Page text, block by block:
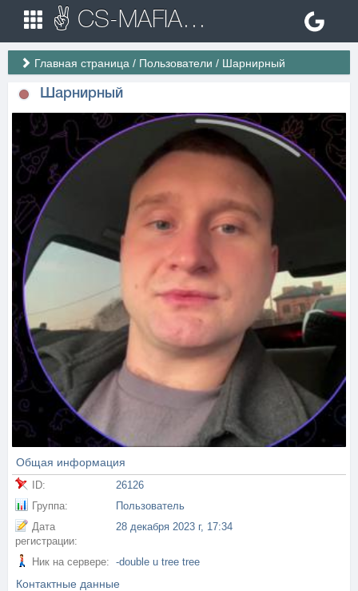
✌ CS-MAFIA.RU ✌ Игровые сервера Counter Strike 1.6
Главная страница / Пользователи / Шарнирный
Шарнирный
Общая информация
ID:
26126
Группа:
Пользователь
Дата
регистрации:
28 декабря 2023 г, 17:34
Ник на сервере: -double u tree tree
Контактные данные